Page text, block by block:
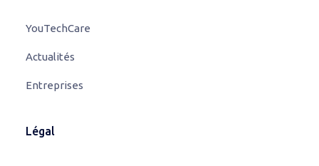
YouTechCare
Actualités
Entreprises
Légal